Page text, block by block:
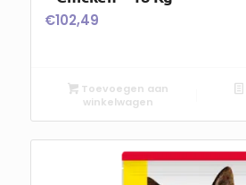
€102,49
Toevoegen aan
winkelwagen